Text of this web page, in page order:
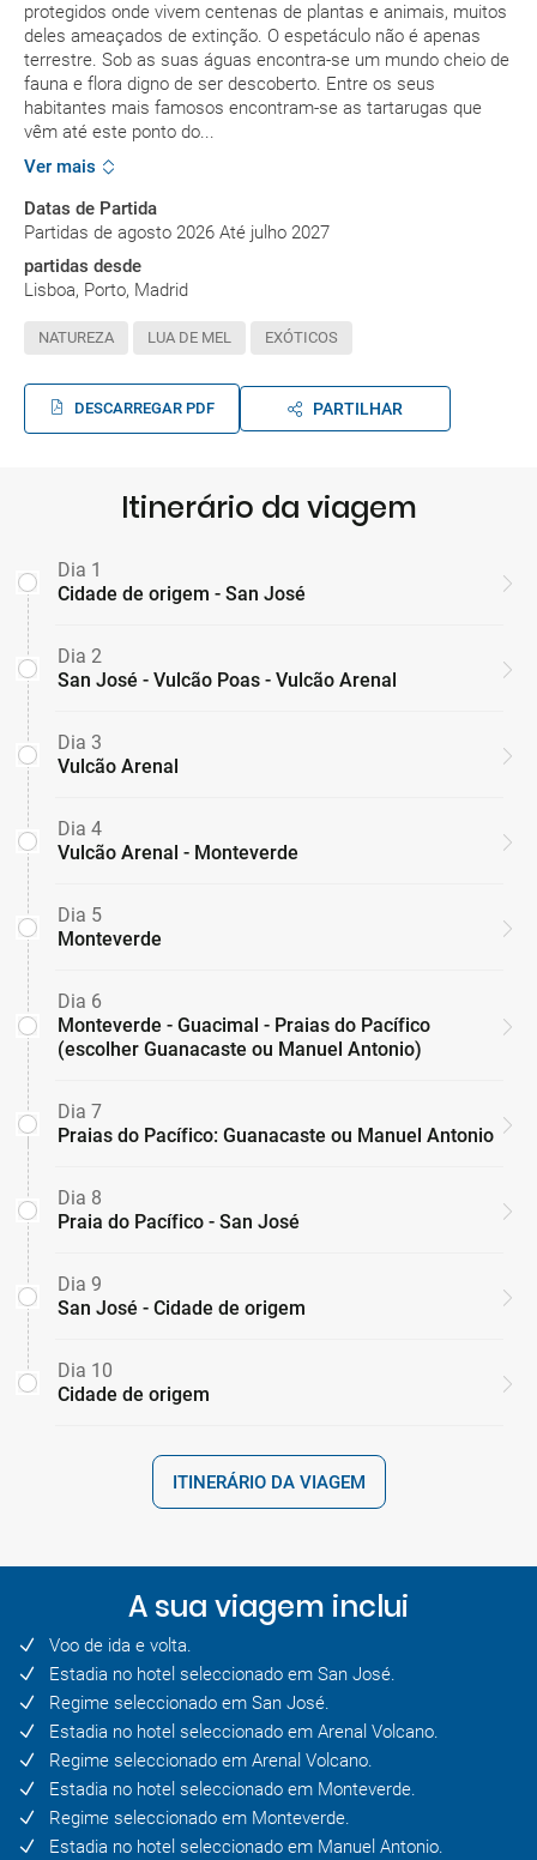
protegidos onde vivem centenas de plantas e animais, muitos
deles ameaçados de extinção. O espetáculo não é apenas
terrestre. Sob as suas águas encontra-se um mundo cheio de
fauna e flora digno de ser descoberto. Entre os seus
habitantes mais famosos encontram-se as tartarugas que
vêm até este ponto do...
Ver mais
Datas de Partida
Partidas de agosto 2026 Até julho 2027
partidas desde
Lisboa, Porto, Madrid
NATUREZA LUA DE MEL EXÓTICOS
DESCARREGAR PDF PARTILHAR
Itinerário da viagem
Dia 1
Cidade de origem - San José
Dia 2
San José - Vulcão Poas - Vulcão Arenal
Dia 3
Vulcão Arenal
Dia 4
Vulcão Arenal - Monteverde
Dia 5
Monteverde
Dia 6
Monteverde - Guacimal - Praias do Pacífico
(escolher Guanacaste ou Manuel Antonio)
Dia 7
Praias do Pacífico: Guanacaste ou Manuel Antonio
Dia 8
Praia do Pacífico - San José
Dia 9
San José - Cidade de origem
Dia 10
Cidade de origem
ITINERÁRIO DA VIAGEM
A sua viagem inclui
Voo de ida e volta.
Estadia no hotel seleccionado em San José.
Regime seleccionado em San José.
Estadia no hotel seleccionado em Arenal Volcano.
Regime seleccionado em Arenal Volcano.
Estadia no hotel seleccionado em Monteverde.
Regime seleccionado em Monteverde.
Estadia no hotel seleccionado em Manuel Antonio.